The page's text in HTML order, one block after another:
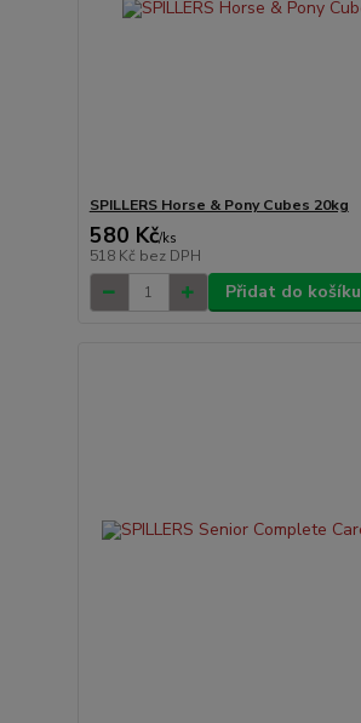
SPILLERS Horse & Pony Cubes 20kg
580 Kč/ks
518 Kč bez DPH
Přidat do košíku